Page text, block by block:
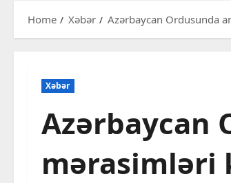
Home Xəbər Azərbaycan Ordusunda
Xəbər
Azərbaycan
mərasimləri